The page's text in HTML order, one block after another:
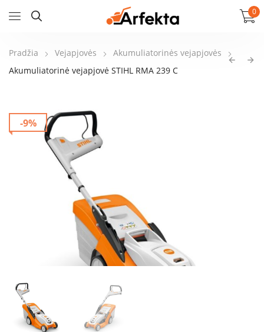
0
Pradžia Vejapjovės
Akumuliatorinės vejapjovės
Akumuliatorinė vejapjovė STIHL RMA 239 C
-9%